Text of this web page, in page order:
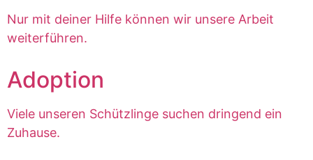
Nur mit deiner Hilfe können wir unsere Arbeit
weiterführen.
Adoption
Viele unseren Schützlinge suchen dringend ein
Zuhause.